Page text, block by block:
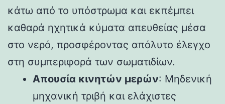
κάτω από το υπόστρωμα και εκπέμπει
καθαρά ηχητικά κύματα απευθείας μέσα
στο νερό, προσφέροντας απόλυτο έλεγχο
στη συμπεριφορά των σωματιδίων.
Απουσία κινητών μερών: Μηδενική
μηχανική τριβή και ελάχιστες